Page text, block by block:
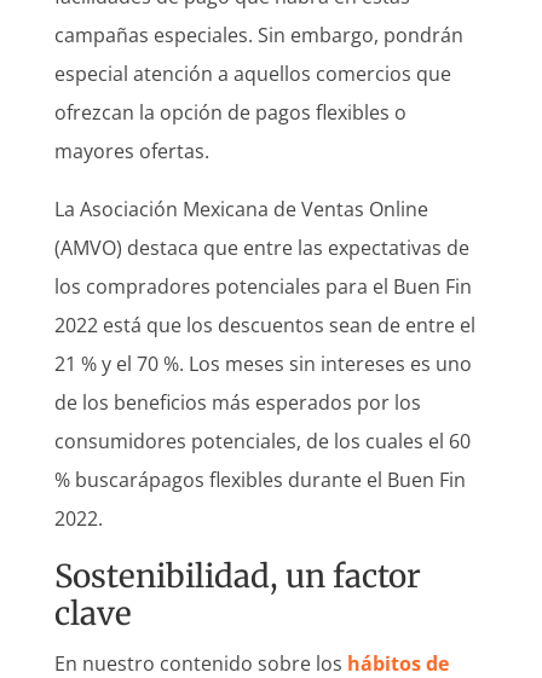
campañas especiales. Sin embargo, pondrán
especial atención a aquellos comercios que
ofrezcan la opción de pagos flexibles o
mayores ofertas.
La Asociación Mexicana de Ventas Online
(AMVO) destaca que entre las expectativas de
los compradores potenciales para el Buen Fin
2022 está que los descuentos sean de entre el
21 % y el 70 %. Los meses sin intereses es uno
de los beneficios más esperados por los
consumidores potenciales, de los cuales el 60
% buscarápagos flexibles durante el Buen Fin
2022.
Sostenibilidad, un factor
clave
En nuestro contenido sobre los hábitos de